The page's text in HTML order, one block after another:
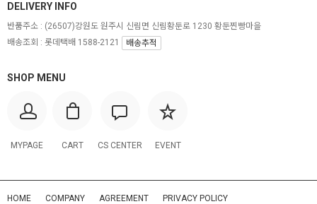
SHOP MENU
MYPAGE CART CS CENTER EVENT
DELIVERY INFO
반품주소 : (26507)강원도 원주시 신림면 신림황둔로 1230 황둔찐빵마을
배송조회 : 롯데택배 1588-2121
배송추적
HOME COMPANY AGREEMENT PRIVACY POLICY